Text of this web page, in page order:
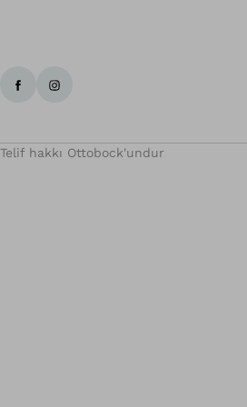
Telif hakkı Ottobock'undur